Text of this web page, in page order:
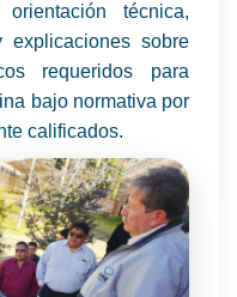
técnica,
explicaciones sobre
requeridos para
bajo normativa por
calificados.